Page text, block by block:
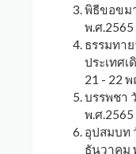
พิธีขอขม
พ.ศ.2565
ธรรมทา
ประเทศ
21 - 22
บรรพชา
พ.ศ
อุปสมบท
ธันวาคม